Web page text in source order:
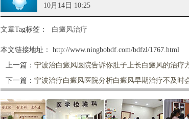
10月14日 10:25
文章Tag标签： 白癜风治疗
本文链接地址：
http://www.ningbobdf.com/bdfzl/1767.html
上一篇： 宁波治白癜风医院告诉你肚子上长白癜风的治疗
下一篇： 宁波治疗白癜风医院分析白癜风早期治疗不及时